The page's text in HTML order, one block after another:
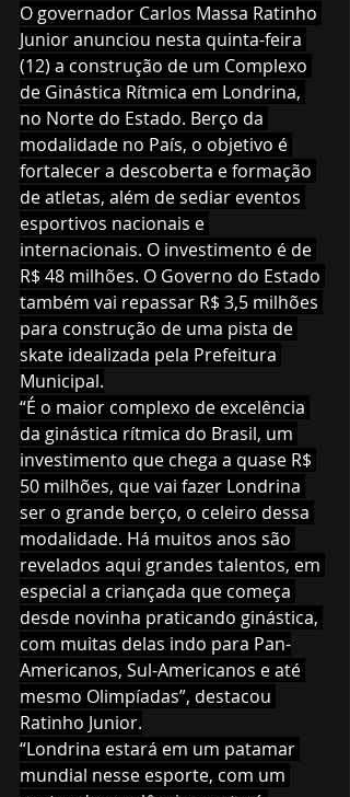
O governador Carlos Massa Ratinho
Junior anunciou nesta quinta-feira
(12) a construção de um Complexo
de Ginástica Rítmica em Londrina,
no Norte do Estado. Berço da
modalidade no País, o objetivo é
fortalecer a descoberta e formação
de atletas, além de sediar eventos
esportivos nacionais e
internacionais. O investimento é de
R$ 48 milhões. O Governo do Estado
também vai repassar R$ 3,5 milhões
para construção de uma pista de
skate idealizada pela Prefeitura
Municipal.
“É o maior complexo de excelência
da ginástica rítmica do Brasil, um
investimento que chega a quase R$
50 milhões, que vai fazer Londrina
ser o grande berço, o celeiro dessa
modalidade. Há muitos anos são
revelados aqui grandes talentos, em
especial a criançada que começa
desde novinha praticando ginástica,
com muitas delas indo para Pan-
Americanos, Sul-Americanos e até
mesmo Olimpíadas”, destacou
Ratinho Junior.
“Londrina estará em um patamar
mundial nesse esporte, com um